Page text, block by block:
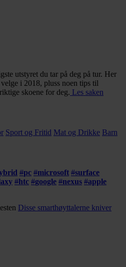
utstyret du tar på deg på tur. Her
i 2018, pluss noen tips til
skoene for deg. Les saken
Sport og Fritid Mat og Drikke Barn
#pc #microsoft #surface
#htc #google #nexus #apple
Disse smarthøyttalerne kniver